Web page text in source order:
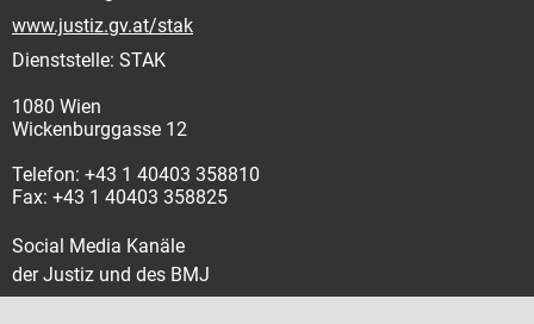
www.justiz.gv.at/stak
Dienststelle: STAK
1080 Wien
Wickenburggasse 12
Telefon: +43 1 40403 358810
Fax: +43 1 40403 358825
Social Media Kanäle
der Justiz und des BMJ